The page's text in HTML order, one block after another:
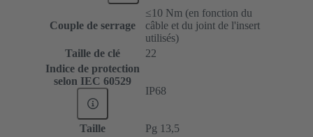
Couple de serrage
≤10 Nm (en fonction du
câble et du joint de l'insert
utilisés)
Taille de clé
22
Indice de protection
selon IEC 60529
IP68
Taille
Pg 13,5